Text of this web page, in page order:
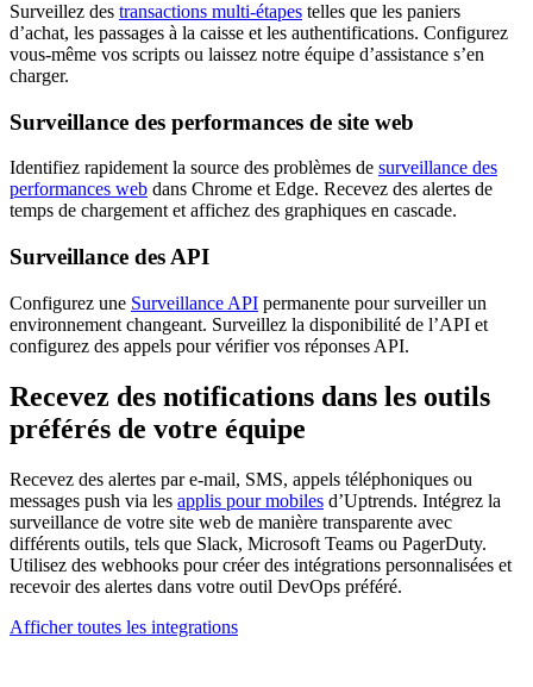
Surveillez des transactions multi-étapes telles que les paniers
d’achat, les passages à la caisse et les authentifications. Configurez
vous-même vos scripts ou laissez notre équipe d’assistance s’en
charger.
Surveillance des performances de site web
Identifiez rapidement la source des problèmes de surveillance des
performances web dans Chrome et Edge. Recevez des alertes de
temps de chargement et affichez des graphiques en cascade.
Surveillance des API
Configurez une Surveillance API permanente pour surveiller un
environnement changeant. Surveillez la disponibilité de l’API et
configurez des appels pour vérifier vos réponses API.
Recevez des notifications dans les outils
préférés de votre équipe
Recevez des alertes par e-mail, SMS, appels téléphoniques ou
messages push via les applis pour mobiles d’Uptrends. Intégrez la
surveillance de votre site web de manière transparente avec
différents outils, tels que Slack, Microsoft Teams ou PagerDuty.
Utilisez des webhooks pour créer des intégrations personnalisées et
recevoir des alertes dans votre outil DevOps préféré.
Afficher toutes les integrations